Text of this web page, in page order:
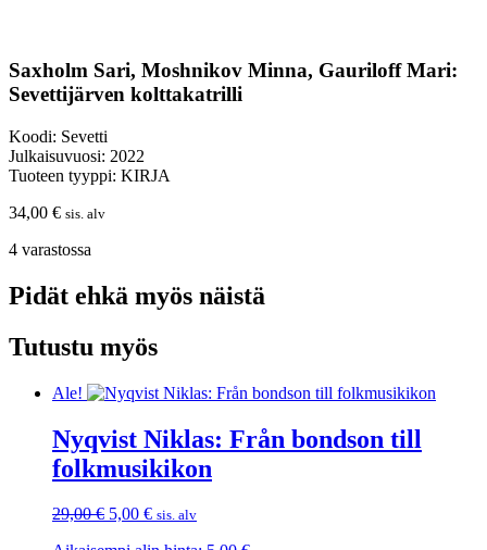
Saxholm Sari, Moshnikov Minna, Gauriloff Mari:
Sevettijärven kolttakatrilli
Koodi: Sevetti
Julkaisuvuosi: 2022
Tuoteen tyyppi: KIRJA
34,00 € sis. alv
4 varastossa
Pidät ehkä myös näistä
Tutustu myös
Ale!
Nyqvist Niklas: Från bondson till
folkmusikikon
29,00€ Alkuperäinen
5,00 €Nykyinen
sis. alv